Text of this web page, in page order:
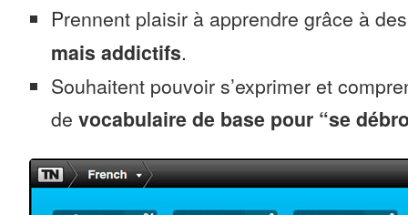
Prennent plaisir à apprendre grâce à
mais addictifs.
Souhaitent pouvoir s’exprimer et
de vocabulaire de base pour “se